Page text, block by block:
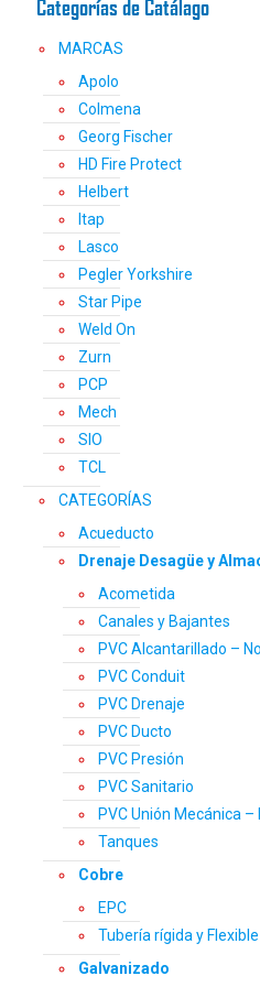
producto
Categorías de Catálago
MARCAS
Apolo
Colmena
Georg Fischer
HD Fire Protect
Helbert
Itap
Lasco
Pegler Yorkshire
Star Pipe
Weld On
Zurn
PCP
Mech
SIO
TCL
CATEGORÍAS
Acueducto
Drenaje Desagüe y
Acometida
Canales y Bajantes
PVC Alcantarillado –
PVC Conduit
PVC Drenaje
PVC Ducto
PVC Presión
PVC Sanitario
PVC Unión Mecánica –
Tanques
Cobre
EPC
Tubería rígida y Flexible
Galvanizado